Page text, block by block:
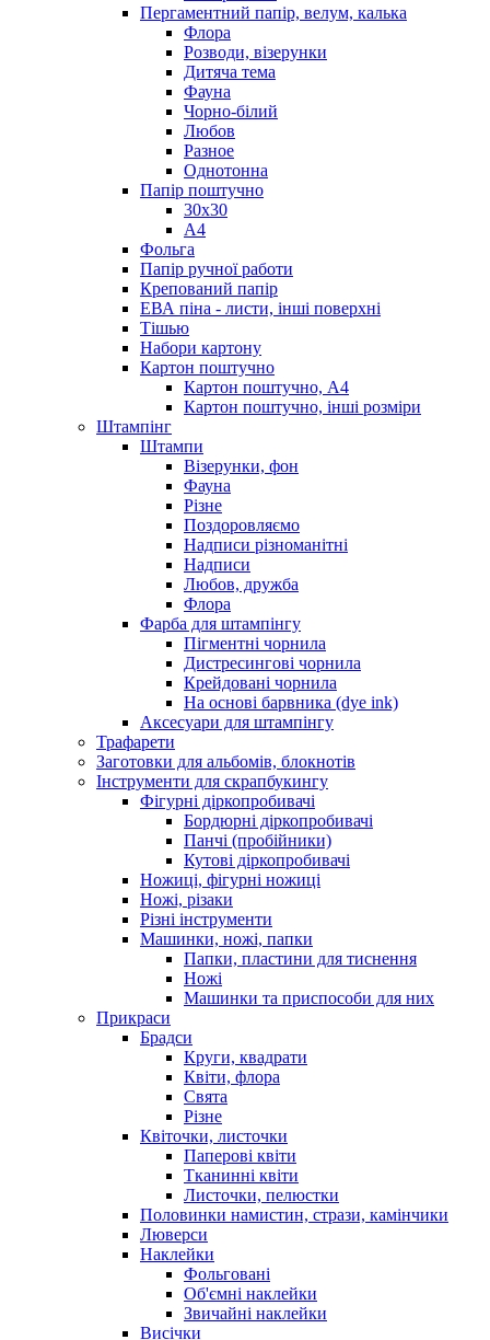
Пергаментний папір, велум, калька
Флора
Розводи, візерунки
Дитяча тема
Фауна
Чорно-білий
Любов
Разное
Однотонна
Папір поштучно
30х30
А4
Фольга
Папір ручної работи
Крепований папір
ЕВА піна - листи, інші поверхні
Тішью
Набори картону
Картон поштучно
Картон поштучно, А4
Картон поштучно, інші розміри
Штампінг
Штампи
Візерунки, фон
Фауна
Різне
Поздоровляємо
Надписи різноманітні
Надписи
Любов, дружба
Флора
Фарба для штампінгу
Пігментні чорнила
Дистресингові чорнила
Крейдовані чорнила
На основі барвника (dye ink)
Аксесуари для штампінгу
Трафарети
Заготовки для альбомів, блокнотів
Інструменти для скрапбукингу
Фігурні діркопробивачі
Бордюрні діркопробивачі
Панчі (пробійники)
Кутові діркопробивачі
Ножиці, фігурні ножиці
Ножі, різаки
Різні інструменти
Машинки, ножі, папки
Папки, пластини для тиснення
Ножі
Машинки та приспособи для них
Прикраси
Брадси
Круги, квадрати
Квіти, флора
Свята
Різне
Квіточки, листочки
Паперові квіти
Тканинні квіти
Листочки, пелюстки
Половинки намистин, стрази, камінчики
Люверси
Наклейки
Фольговані
Об'ємні наклейки
Звичайні наклейки
Висічки